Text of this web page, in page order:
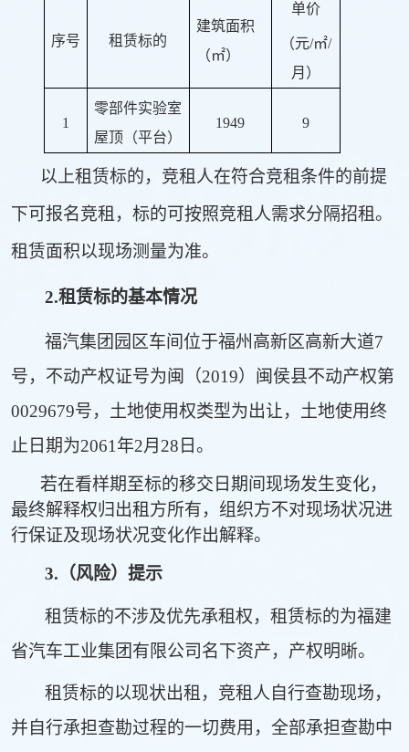
序号 租赁标的
建筑面积
（㎡）
单价
（元/㎡/
月 ）
1
零部件实验室
屋顶（平台）
1949 9
以上租赁标的，竞租人在符合竞租条件的前提
下可报名竞租，标的可按照竞租人需求分隔招租。
租赁面积以现场测量为准。
2.租赁标的基本情况
福汽集团园区车间位于福州高新区高新大道7
号，不动产权证号为闽（2019）闽侯县不动产权第
0029679号，土地使用权类型为出让，土地使用终
止日期为2061年2月28日。
若在看样期至标的移交日期间现场发生变化，
最终解释权归出租方所有，组织方不对现场状况进
行保证及现场状况变化作出解释。
3. （风险）提示
租赁标的不涉及优先承租权，租赁标的为福建
省汽车工业集团有限公司名下资产，产权明晰。
租赁标的以现状出租，竞租人自行查勘现场，
并自行承担查勘过程的一切费用，全部承担查勘中